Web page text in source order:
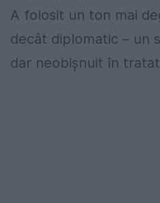
A folosit un ton mai
decât diplomatic – un
dar neobișnuit în